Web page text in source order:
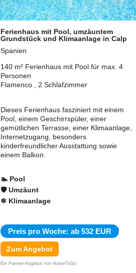
Ferienhaus mit Pool, umzäuntem
Grundstück und Klimaanlage in Calp
Spanien
140 m² Ferienhaus mit Pool für max. 4
Personen
Flamenco , 2 Schlafzimmer
Dieses Ferienhaus fasziniert mit einem
Pool, einem Geschirrspüler, einer
gemütlichen Terrasse, einer Klimaanlage,
Internetzugang, besonders
kinderfreundlicher Ausstattung sowie
einem Balkon.
🏊 Pool
🛡 Umzäunt
❄ Klimaanlage
Preis pro Woche: ab 532 EUR
Zum Angebot
Ein Partner-Angebot von HomeToGo